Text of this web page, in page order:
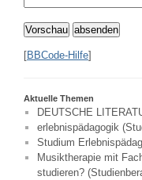
Vorschau absenden
[BBCode-Hilfe]
Aktuelle Themen
DEUTSCHE
erlebnispädagogik
Studium
Musiktherapie mit
studieren?